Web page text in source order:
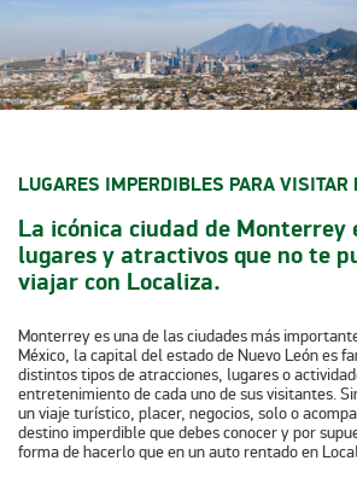
LUGARES IMPERDIBLES PARA VISITAR
La icónica ciudad de Monterrey
lugares y atractivos que no te
viajar con Localiza.
Monterrey es una de las ciudades más
México, la capital del estado de Nuevo León es
distintos tipos de atracciones, lugares o
entretenimiento de cada uno de sus visitantes.
un viaje turístico, placer, negocios, solo o
destino imperdible que debes conocer y por
forma de hacerlo que en un auto rentado en